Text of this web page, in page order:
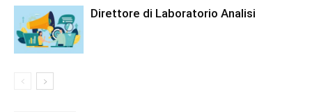
Direttore di Laboratorio Analisi